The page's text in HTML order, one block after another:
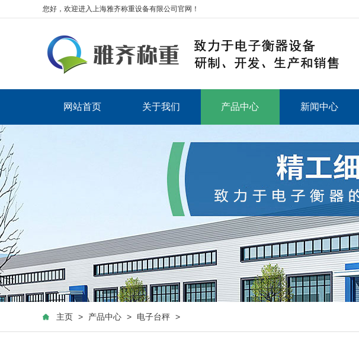
您好，欢迎进入上海雅齐称重设备有限公司官网！
网站首页 关于我们 产品中心 新闻中心
主页 > 产品中心 > 电子台秤 >